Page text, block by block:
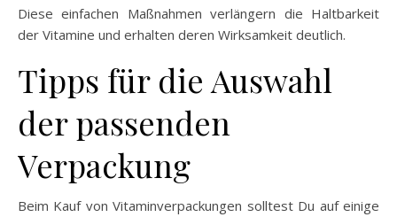
Diese einfachen Maßnahmen verlängern die Haltbarkeit
der Vitamine und erhalten deren Wirksamkeit deutlich.
Tipps für die Auswahl
der passenden
Verpackung
Beim Kauf von Vitaminverpackungen solltest Du auf einige